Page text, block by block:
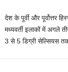
देश के पूर्वी और पूर्वोत्तर
मध्यवर्ती इलाकों में अगले
3 से 5 डिग्री सेल्सियस तक